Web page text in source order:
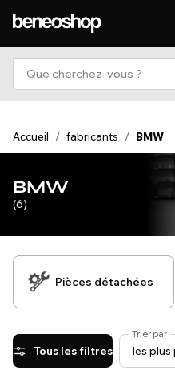
Accueil / fabricants / BMW
BMW
(6)
Pièces détachées
Tous les filtres
Trier par